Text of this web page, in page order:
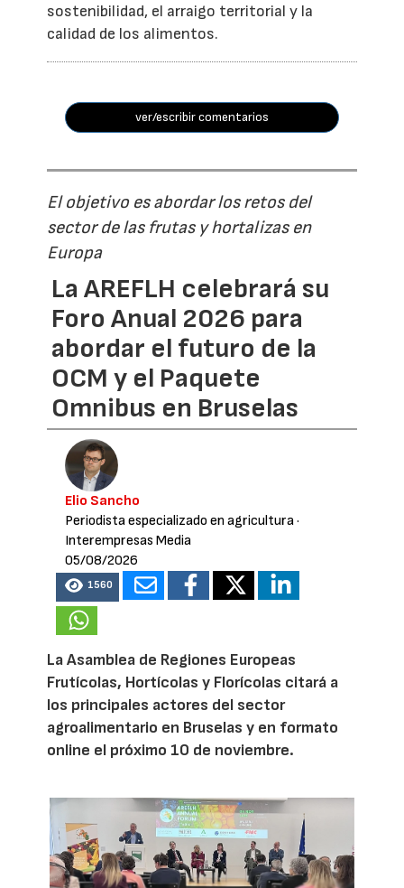
sostenibilidad, el arraigo territorial y la
calidad de los alimentos.
ver/escribir comentarios
El objetivo es abordar los retos del
sector de las frutas y hortalizas en
Europa
La AREFLH celebrará su
Foro Anual 2026 para
abordar el futuro de la
OCM y el Paquete
Omnibus en Bruselas
Elio Sancho
Periodista especializado en agricultura·
Interempresas Media
05/08/2026
1560
La Asamblea de Regiones Europeas
Frutícolas, Hortícolas y Florícolas citará a
los principales actores del sector
agroalimentario en Bruselas y en formato
online el próximo 10 de noviembre.